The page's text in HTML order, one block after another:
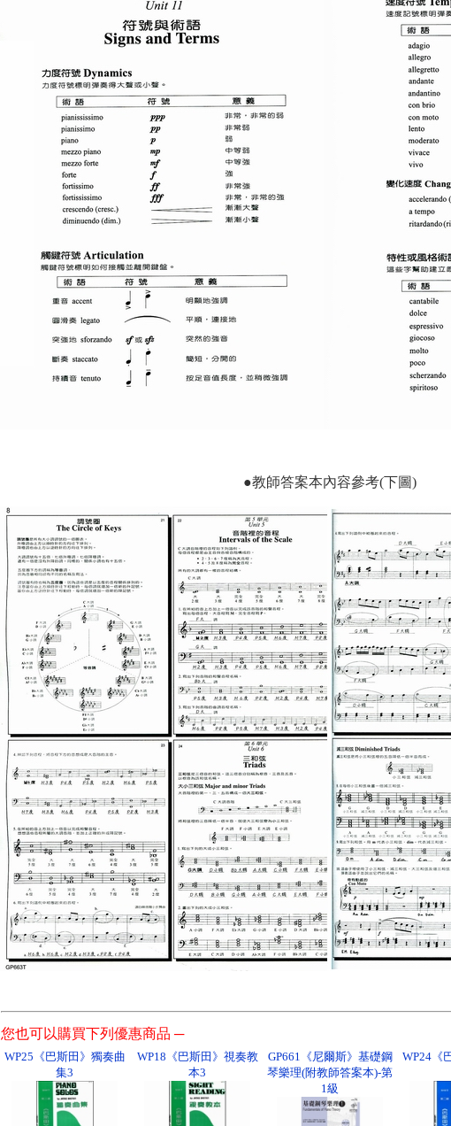
●教師答案本內容參考(下圖)
您也可以購買下列優惠商品 ─
WP25《巴斯田》獨奏曲
集3
WP18《巴斯田》視奏教
本3
GP661《尼爾斯》基礎鋼
琴樂理(附教師答案本)-第
1級
WP24《